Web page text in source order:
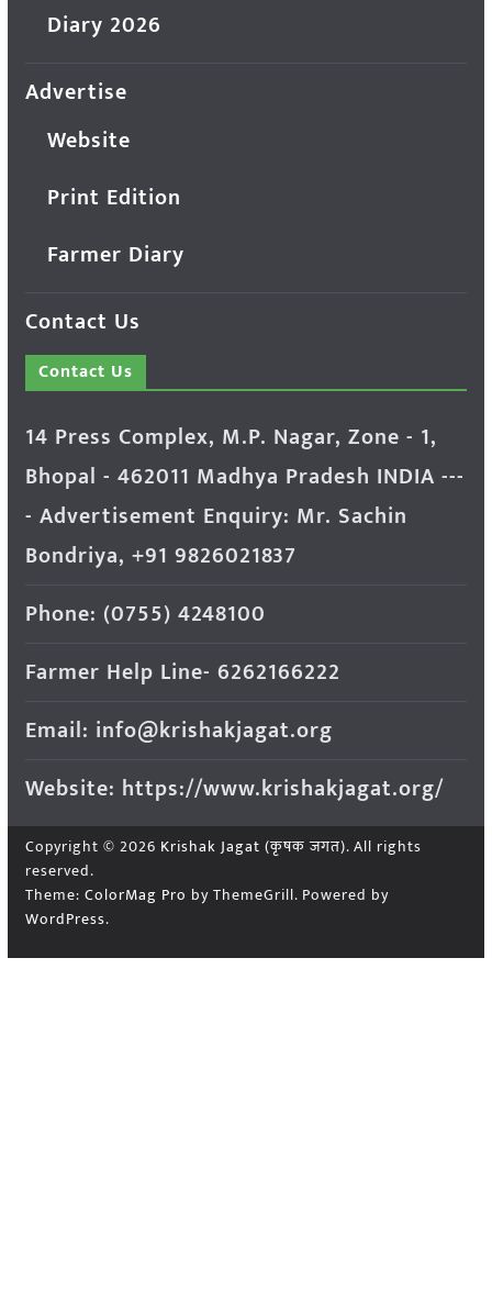
Diary 2026
Advertise
Website
Print Edition
Farmer Diary
Contact Us
Contact Us
14 Press Complex, M.P. Nagar, Zone - 1,
Bhopal - 462011 Madhya Pradesh INDIA ---
- Advertisement Enquiry: Mr. Sachin
Bondriya, +91 9826021837
Phone: (0755) 4248100
Farmer Help Line- 6262166222
Email: info@krishakjagat.org
Website: https://www.krishakjagat.org/
Copyright © 2026 Krishak Jagat (कृषक जगत). All rights
reserved.
Theme: ColorMag Pro by ThemeGrill. Powered by
WordPress.